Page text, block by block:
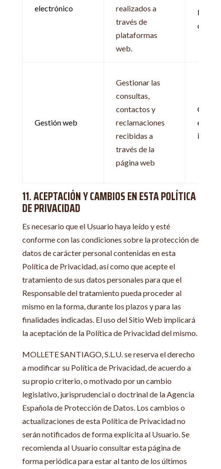
electrónico
realizados a
través de
plataformas
web.
Gestión web
Gestionar las
consultas,
contactos y
reclamaciones
recibidas a
través de la
página web
11. ACEPTACIÓN Y CAMBIOS EN ESTA POLÍTICA
DE PRIVACIDAD
Es necesario que el Usuario haya leído y esté
conforme con las condiciones sobre la protección de
datos de carácter personal contenidas en esta
Política de Privacidad, así como que acepte el
tratamiento de sus datos personales para que el
Responsable del tratamiento pueda proceder al
mismo en la forma, durante los plazos y para las
finalidades indicadas. El uso del Sitio Web implicará
la aceptación de la Política de Privacidad del mismo.
MOLLETE SANTIAGO, S.L.U. se reserva el derecho
a modificar su Política de Privacidad, de acuerdo a
su propio criterio, o motivado por un cambio
legislativo, jurisprudencial o doctrinal de la Agencia
Española de Protección de Datos. Los cambios o
actualizaciones de esta Política de Privacidad no
serán notificados de forma explícita al Usuario. Se
recomienda al Usuario consultar esta página de
forma periódica para estar al tanto de los últimos